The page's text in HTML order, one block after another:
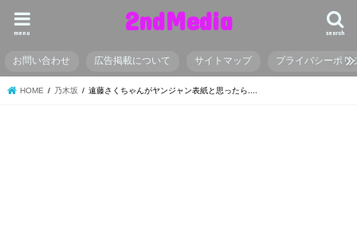
2ndMedia search
menu
お問い合わせ 広告掲載について サイトマップ プライバシーポリ
HOME 乃木坂 遠藤さくちゃんがヤンジャン表紙と思ったら....